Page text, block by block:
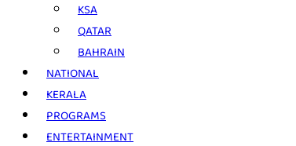
KSA
QATAR
BAHRAIN
NATIONAL
KERALA
PROGRAMS
ENTERTAINMENT